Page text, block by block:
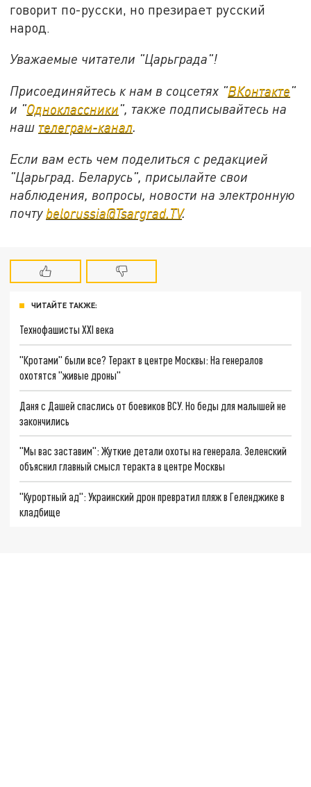
говорит по-русски, но презирает русский
народ.
Уважаемые читатели "Царьграда"!
Присоединяйтесь к нам в соцсетях "ВКонтакте"
и "Одноклассники", также подписывайтесь на
наш телеграм-канал.
Если вам есть чем поделиться с редакцией
"Царьград. Беларусь", присылайте свои
наблюдения, вопросы, новости на электронную
почту belorussia@Tsargrad.TV.
ЧИТАЙТЕ ТАКЖЕ:
Технофашисты XXI века
"Кротами" были все? Теракт в центре Москвы: На генералов
охотятся "живые дроны"
Даня с Дашей спаслись от боевиков ВСУ. Но беды для малышей не
закончились
"Мы вас заставим": Жуткие детали охоты на генерала. Зеленский
объяснил главный смысл теракта в центре Москвы
"Курортный ад": Украинский дрон превратил пляж в Геленджике в
кладбище